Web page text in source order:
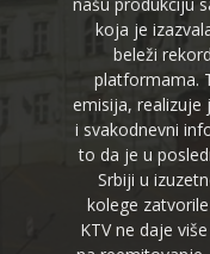
našu produkciju
koja je
beleži
platformama.
emisija, realizuje
i svakodnevni
to da je u
Srbiji u
kolege
KTV ne daje